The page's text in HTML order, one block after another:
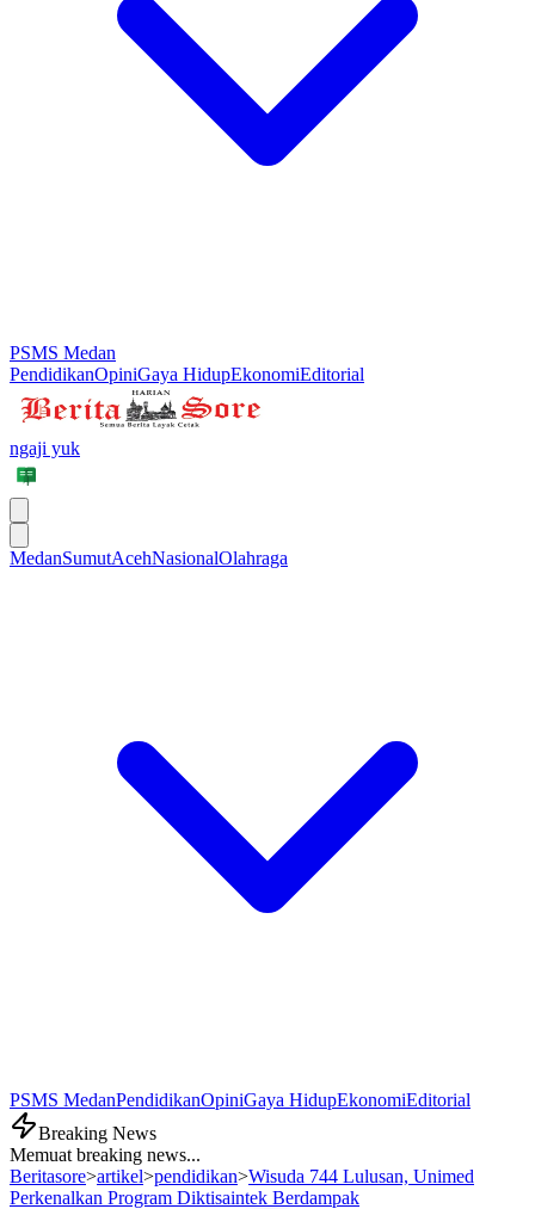
PSMS Medan
PendidikanOpiniGaya HidupEkonomiEditorial
ngaji yuk
MedanSumutAcehNasionalOlahraga
PSMS MedanPendidikanOpiniGaya HidupEkonomiEditorial
Breaking News
Memuat breaking news...
Beritasore>artikel>pendidikan>Wisuda 744 Lulusan, Unimed
Perkenalkan Program Diktisaintek Berdampak